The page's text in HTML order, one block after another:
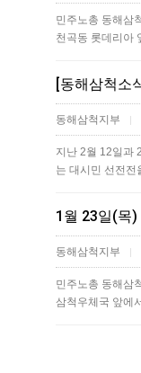
민주노총 동해삼
천곡동 롯데리아
[동해삼척소
동해삼척지부 |
지난 2월 12일과
는 대시민 선전
1월 23일(목)
동해삼척지부 |
민주노총 동해삼
삼척우체국 앞에